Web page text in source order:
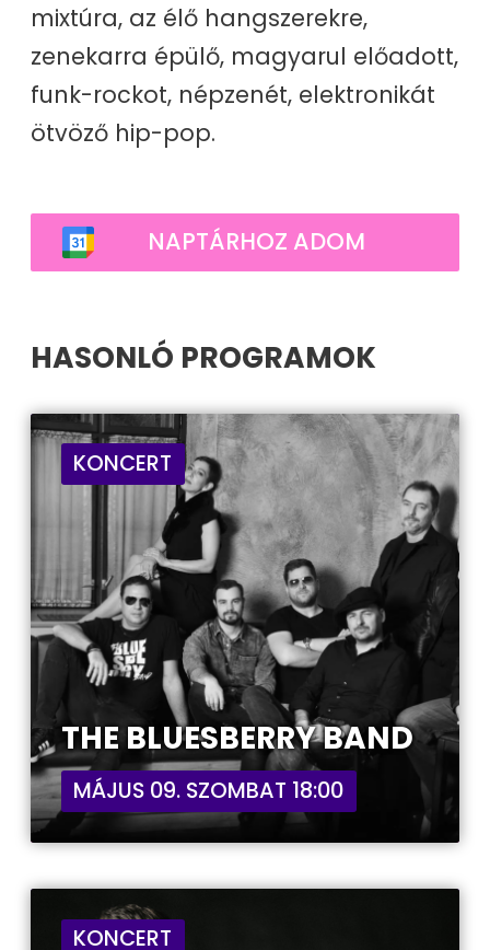
mixtúra, az élő hangszerekre,
zenekarra épülő, magyarul előadott,
funk-rockot, népzenét, elektronikát
ötvöző hip-pop.
NAPTÁRHOZ ADOM
HASONLÓ PROGRAMOK
KONCERT
THE BLUESBERRY BAND
MÁJUS 09. SZOMBAT 18:00
KONCERT